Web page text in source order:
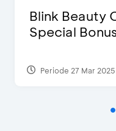
Blink Beauty
Special
Periode 27 Mar